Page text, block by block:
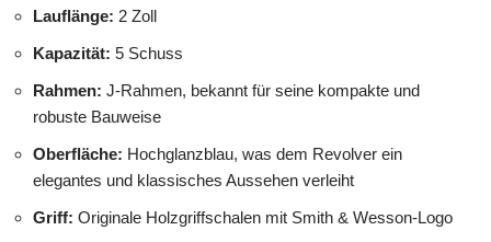
Lauflänge: 2 Zoll
Kapazität: 5 Schuss
Rahmen: J-Rahmen, bekannt für seine kompakte und
robuste Bauweise
Oberfläche: Hochglanzblau, was dem Revolver ein
elegantes und klassisches Aussehen verleiht
Griff: Originale Holzgriffschalen mit Smith & Wesson-Logo